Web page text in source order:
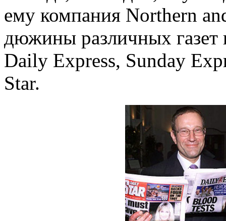
ему компания Northern
дюжины различных
Daily Express, Sunday
Star.